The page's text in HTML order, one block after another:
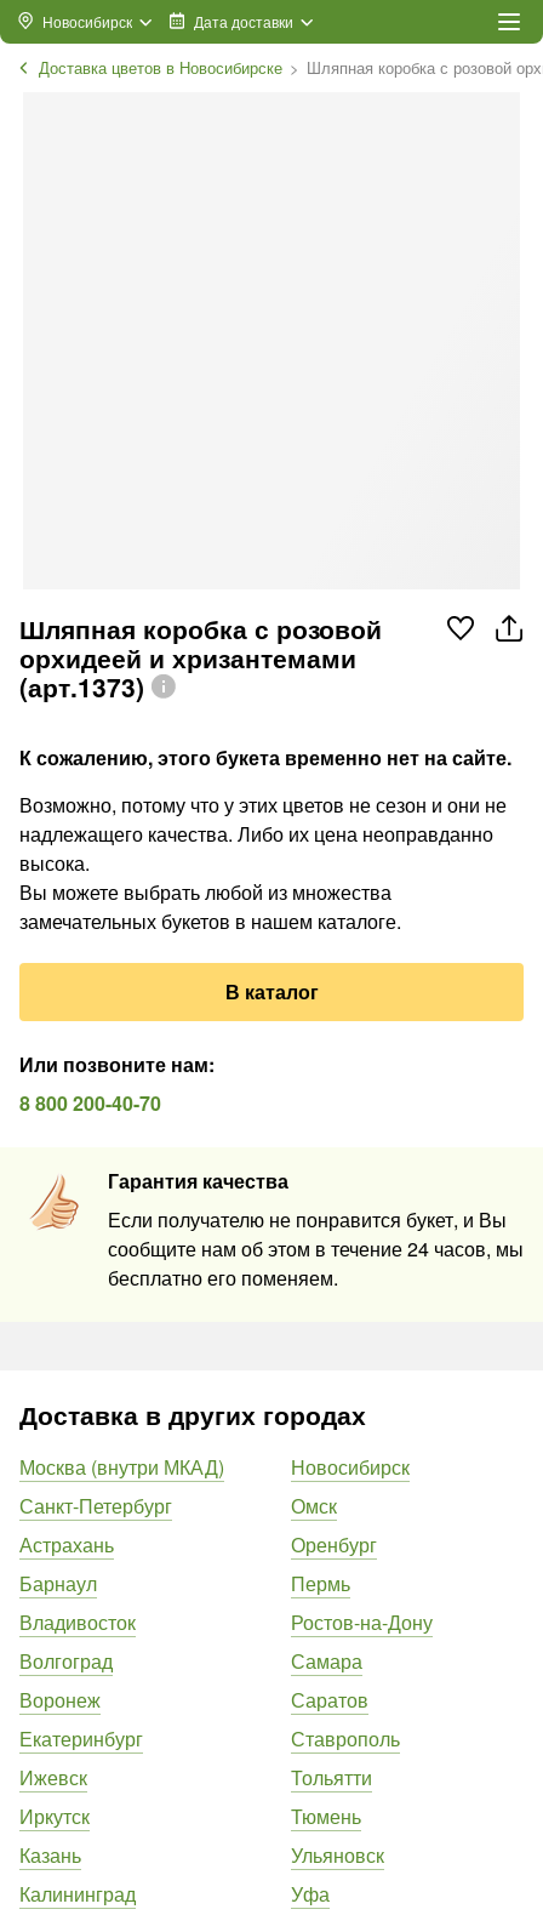
Новосибирск Дата доставки
Доставка цветов в Новосибирске Шляпная коробка с розовой
Шляпная коробка с розовой
орхидеей и хризантемами
(арт.1373)
К сожалению, этого букета временно нет на сайте.
Возможно, потому что у этих цветов не сезон и они не
надлежащего качества. Либо их цена неоправданно
высока.
Вы можете выбрать любой из множества
замечательных букетов в нашем каталоге.
В каталог
Или позвоните нам:
8 800 200-40-70
Гарантия качества
Если получателю не понравится букет, и Вы
сообщите нам об этом в течение 24 часов, мы
бесплатно его поменяем.
Доставка в других городах
Москва (внутри МКАД)
Санкт-Петербург
Астрахань
Барнаул
Владивосток
Волгоград
Воронеж
Екатеринбург
Ижевск
Иркутск
Казань
Калининград
Новосибирск
Омск
Оренбург
Пермь
Ростов-на-Дону
Самара
Саратов
Ставрополь
Тольятти
Тюмень
Ульяновск
Уфа